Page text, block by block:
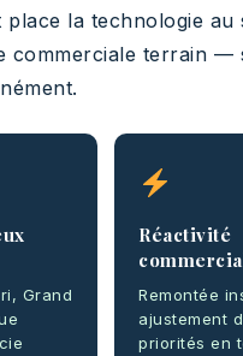
place la technologie au
commerciale terrain —
Grand
Réactivité
Remontée
ajustement
priorités en